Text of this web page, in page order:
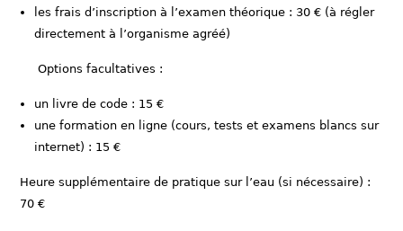
les frais d’inscription à l’examen théorique : 30 € (à régler
directement à l’organisme agréé)
Options facultatives :
un livre de code : 15 €
une formation en ligne (cours, tests et examens blancs sur
internet) : 15 €
Heure supplémentaire de pratique sur l’eau (si nécessaire) :
70 €